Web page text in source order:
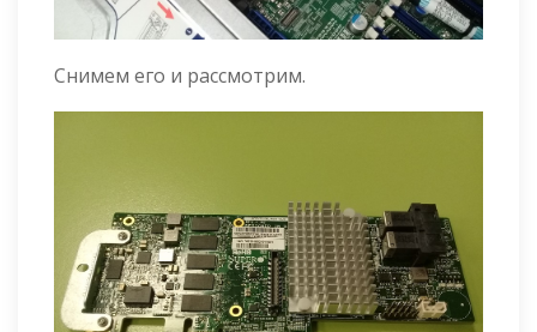
Снимем его и рассмотрим.